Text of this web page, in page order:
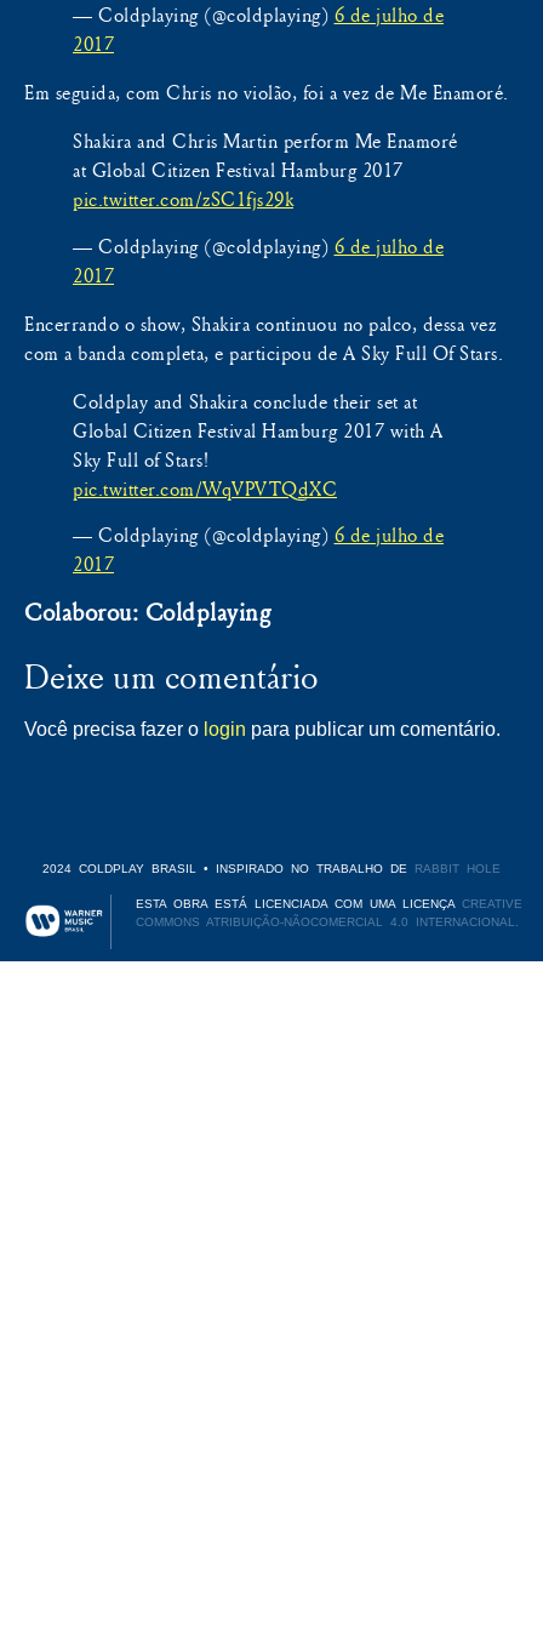
— Coldplaying (@coldplaying) 6 de julho de
2017
Em seguida, com Chris no violão, foi a vez de Me Enamoré.
Shakira and Chris Martin perform Me Enamoré
at Global Citizen Festival Hamburg 2017
pic.twitter.com/zSC1fjs29k
— Coldplaying (@coldplaying) 6 de julho de
2017
Encerrando o show, Shakira continuou no palco, dessa vez
com a banda completa, e participou de A Sky Full Of Stars.
Coldplay and Shakira conclude their set at
Global Citizen Festival Hamburg 2017 with A
Sky Full of Stars!
pic.twitter.com/WqVPVTQdXC
— Coldplaying (@coldplaying) 6 de julho de
2017
Colaborou: Coldplaying
Deixe um comentário
Você precisa fazer o login para publicar um comentário.
2024 COLDPLAY BRASIL • INSPIRADO NO TRABALHO DE RABBIT HOLE
ESTA OBRA ESTÁ LICENCIADA COM UMA LICENÇACREATIVE
COMMONS ATRIBUIÇÃO-NÃOCOMERCIAL 4.0 INTERNACIONAL.